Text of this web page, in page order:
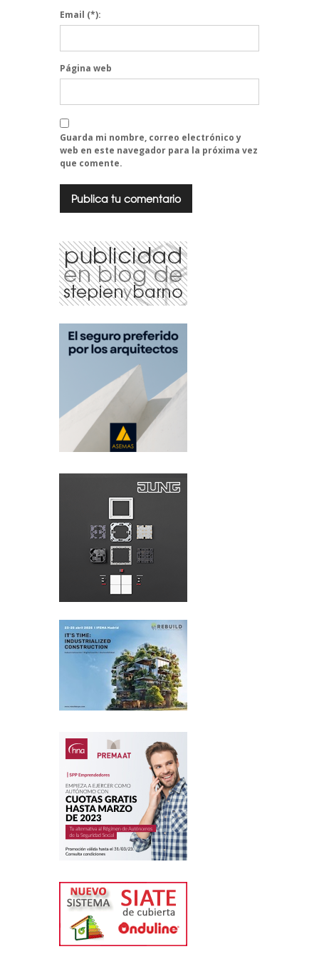
Email (*):
Página web
Guarda mi nombre, correo electrónico y
web en este navegador para la próxima vez
que comente.